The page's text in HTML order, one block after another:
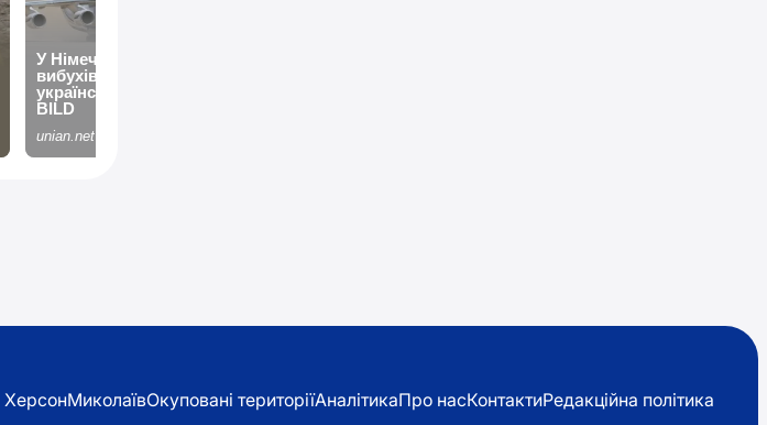
ХерсонМиколаївОкуповані територіїАналітикаПро насКонтактиРедакційна політика